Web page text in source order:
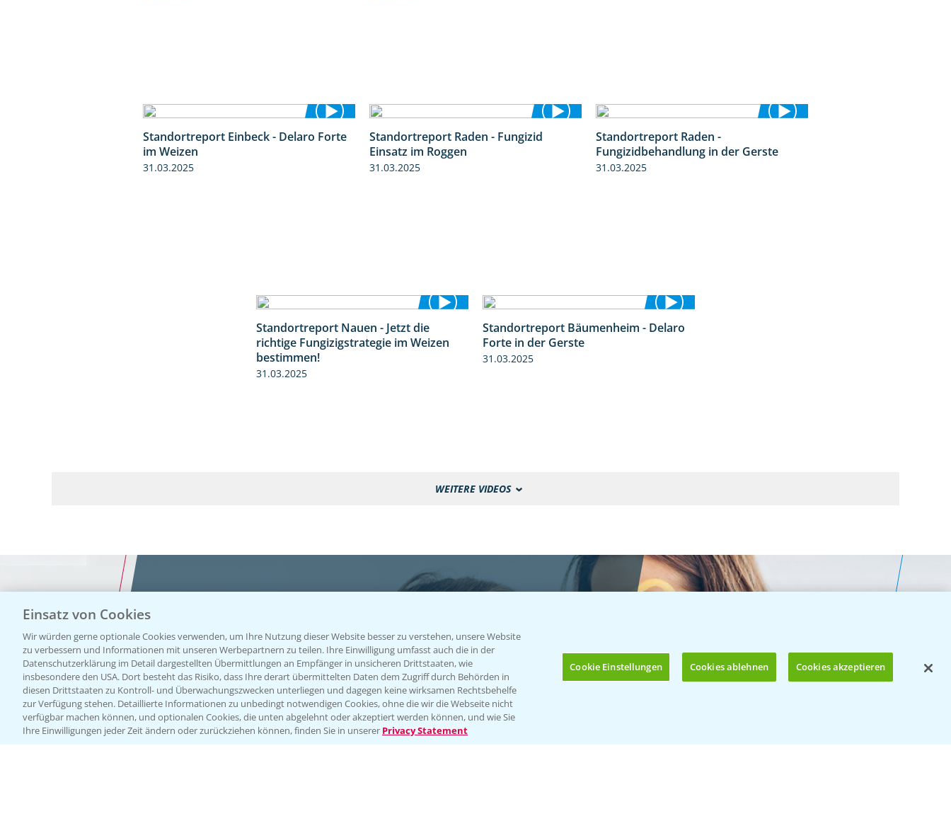
3:38
Standortreport Einbeck - Delaro Forte
im Weizen
31.03.2025
Standortreport Raden - Fungizid
Einsatz im Roggen
31.03.2025
Standortreport Raden -
Fungizidbehandlung in der Gerste
31.03.2025
Standortreport Nauen - Jetzt die
richtige Fungizigstrategie im Weizen
bestimmen!
31.03.2025
4:42
Standortreport Bäumenheim - Delaro
Forte in der Gerste
31.03.2025
WEITERE VIDEOS
Bis zu 4 Produkte vergleichen:
Vegetables by Bayer
Gemüsesaatgut
von Vegetables
Einsatz von Cookies
Wir würden gerne optionale Cookies verwenden, um Ihre Nutzung dieser Website besser zu verstehen, unsere Website
zu verbessern und Informationen mit unseren Werbepartnern zu teilen. Ihre Einwilligung umfasst auch die in der
Datenschutzerklärung im Detail dargestellten Übermittlungen an Empfänger in unsicheren Drittstaaten, wie
insbesondere den USA. Dort besteht das Risiko, dass Ihre derart übermittelten Daten dem Zugriff durch Behörden in
diesen Drittstaaten zu Kontroll- und Überwachungszwecken unterliegen und dagegen keine wirksamen Rechtsbehelfe
zur Verfügung stehen. Detaillierte Informationen zu unbedingt notwendigen Cookies, ohne die wir die Webseite nicht
verfügbar machen können, und optionalen Cookies, die unten abgelehnt oder akzeptiert werden können, und wie Sie
Ihre Einwilligungen jeder Zeit ändern oder zurückziehen können, finden Sie in unserer Privacy Statement
Cookie Einstellungen Cookies ablehnen Cookies akzeptieren